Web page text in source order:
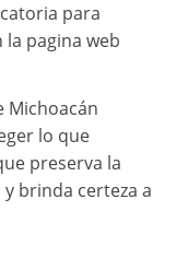
para
pagina web
Michoacán
lo que
preserva la
brinda certeza a